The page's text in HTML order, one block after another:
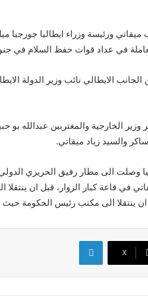
ورئيسة وزراء ايطاليا جورجيا
العاملة في عداد قوات حفظ السلام في
الايطالي نائب وزير الدولة
وزير الخارجية والمغتربين عبدالله
والسيد زياد ميقاتي.
وصلت الى مطار رفيق الحريري
في قاعة كبار الزوار، قبل ان ينتقلا
ان ينتقلا الى مكتب رئيس الحكومة
X
لينكدإن